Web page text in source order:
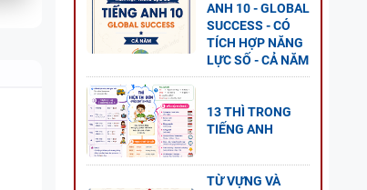
ANH 10 - GLOBAL
SUCCESS - CÓ
TÍCH HỢP NĂNG
LỰC SỐ - CẢ NĂM
13 THÌ TRONG
TIẾNG ANH
TỪ VỰNG VÀ